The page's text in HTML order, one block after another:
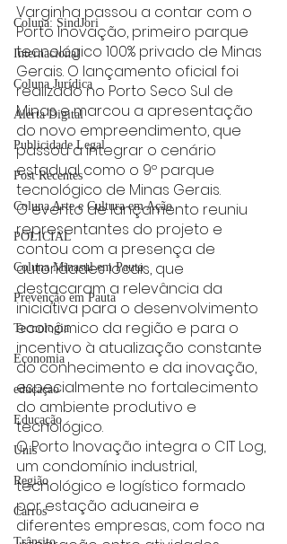
Coluna: SindJori
Internacional
Coluna Jurídica
Alerta Digital
Publicidade Legal
Post Recentes
Coluna Arte e Cultura em Ação
POLICIAL
Coluna Minasul em Pauta
Prevenção em Pauta
Tecnologia
Economia
educaçao
Educação
Unis
Região
Carros
Varginha passou a contar com o
Porto Inovação, primeiro parque
tecnológico 100% privado de Minas
Gerais. O lançamento oficial foi
realizado no Porto Seco Sul de
Minas e marcou a apresentação
do novo empreendimento, que
passou a integrar o cenário
estadual como o 9º parque
tecnológico de Minas Gerais.
O evento de lançamento reuniu
representantes do projeto e
contou com a presença de
autoridades locais, que
destacaram a relevância da
iniciativa para o desenvolvimento
econômico da região e para o
incentivo à atualização constante
do conhecimento e da inovação,
especialmente no fortalecimento
do ambiente produtivo e
tecnológico.
O Porto Inovação integra o CIT Log,
um condomínio industrial,
tecnológico e logístico formado
por estação aduaneira e
diferentes empresas, com foco na